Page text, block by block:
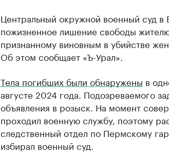
Центральный окружной военный суд в
пожизненное лишение свободы
признанному виновным в убийстве
Об этом сообщает «Ъ-Урал».
Тела погибших были обнаружены в
августе 2024 года. Подозреваемого
объявления в розыск. На момент
проходил военную службу, поэтому
следственный отдел по Пермскому
избирал военный суд.